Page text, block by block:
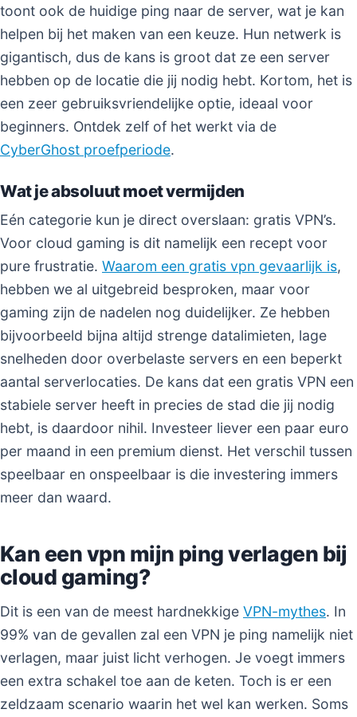
toont ook de huidige ping naar de server, wat je kan
helpen bij het maken van een keuze. Hun netwerk is
gigantisch, dus de kans is groot dat ze een server
hebben op de locatie die jij nodig hebt. Kortom, het is
een zeer gebruiksvriendelijke optie, ideaal voor
beginners. Ontdek zelf of het werkt via de
CyberGhost proefperiode.
Wat je absoluut moet vermijden
Eén categorie kun je direct overslaan: gratis VPN’s.
Voor cloud gaming is dit namelijk een recept voor
pure frustratie. Waarom een gratis vpn gevaarlijk is,
hebben we al uitgebreid besproken, maar voor
gaming zijn de nadelen nog duidelijker. Ze hebben
bijvoorbeeld bijna altijd strenge datalimieten, lage
snelheden door overbelaste servers en een beperkt
aantal serverlocaties. De kans dat een gratis VPN een
stabiele server heeft in precies de stad die jij nodig
hebt, is daardoor nihil. Investeer liever een paar euro
per maand in een premium dienst. Het verschil tussen
speelbaar en onspeelbaar is die investering immers
meer dan waard.
Kan een vpn mijn ping verlagen bij
cloud gaming?
Dit is een van de meest hardnekkige VPN-mythes. In
99% van de gevallen zal een VPN je ping namelijk niet
verlagen, maar juist licht verhogen. Je voegt immers
een extra schakel toe aan de keten. Toch is er een
zeldzaam scenario waarin het wel kan werken. Soms